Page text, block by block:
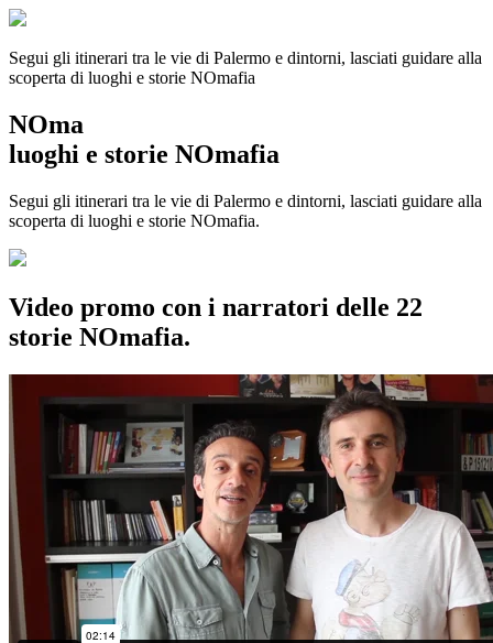
Segui gli itinerari tra le vie di Palermo e dintorni, lasciati guidare alla
scoperta di luoghi e storie NOmafia
NOma
luoghi e storie NOmafia
Segui gli itinerari tra le vie di Palermo e dintorni, lasciati guidare alla
scoperta di luoghi e storie NOmafia.
Video promo con i narratori delle 22
storie NOmafia.